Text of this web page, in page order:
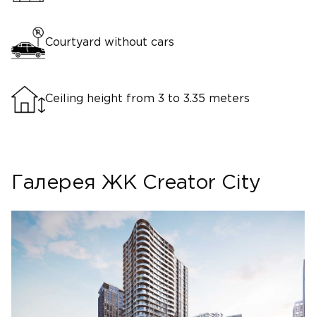
Courtyard without cars
Ceiling height from 3 to 3.35 meters
Галерея ЖК Creator City